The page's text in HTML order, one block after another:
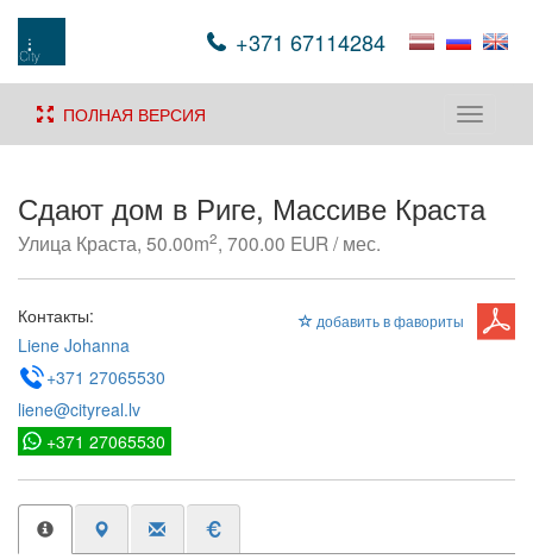
+371 67114284
Toggle
ПОЛНАЯ ВЕРСИЯ
Сдают дом в Риге, Массиве Краста
Улица Краста, 50.00m2, 700.00 EUR / мес.
добавить в фавориты
Контакты:
Liene Johanna
+371 27065530
liene@cityreal.lv
+371 27065530